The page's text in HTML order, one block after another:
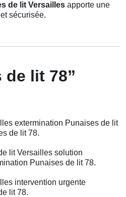
de lit Versailles apporte une
sécurisée.
lit 78”
extermination Punaises de lit
de lit 78.
lit Versailles solution
Punaises de lit 78.
intervention urgente
lit 78.